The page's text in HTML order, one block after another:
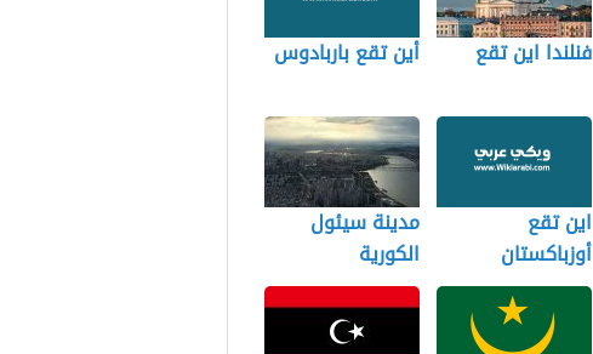
فنلندا اين تقع أين تقع باربادوس
اين تقع
أوزباكستان
مدينة سيئول
الكورية